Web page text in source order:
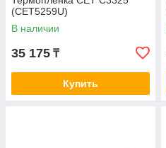
(CET5259U)
В наличии
35 175 ₸
Купить